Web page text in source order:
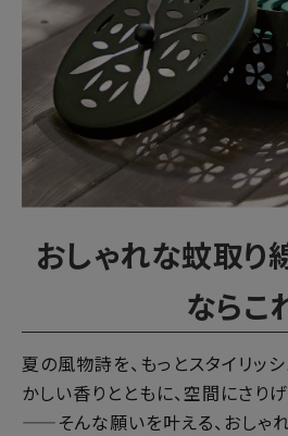
推し活グッズ
掃除グッズ
生活雑貨
ビューティー
インテリア
おしゃれな蚊取り
ならこ
夏の風物詩を、もっとスタイリッ
かしい香りとともに、空間にさり
——そんな願いを叶える、おしゃ